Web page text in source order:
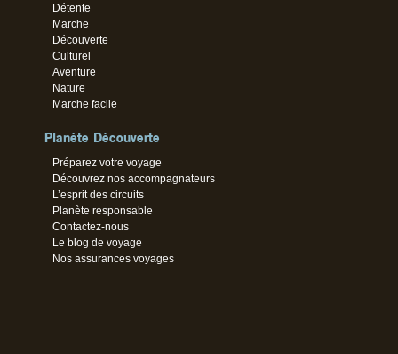
Détente
Marche
Découverte
Culturel
Aventure
Nature
Marche facile
Planète Découverte
Préparez votre voyage
Découvrez nos accompagnateurs
L’esprit des circuits
Planète responsable
Contactez-nous
Le blog de voyage
Nos assurances voyages